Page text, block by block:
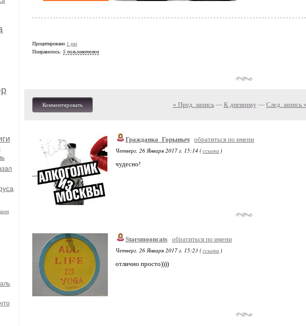
что
Процитировано 1 раз
Понравилось: 5 пользователям
Комментировать « Пред. запись— К дневнику — След. запись »
Гражданка_Горыныч обратиться по имени
Четверг, 26 Января 2017 г. 15:14 (ссылка )
чудесно!
Starsmooncats обратиться по имени
Четверг, 26 Января 2017 г. 15:23 (ссылка )
отлично просто))))